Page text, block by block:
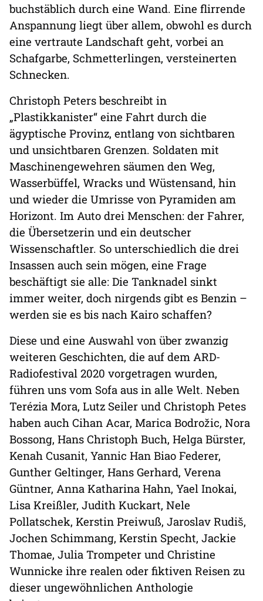
buchstäblich durch eine Wand. Eine flirrende
Anspannung liegt über allem, obwohl es durch
eine vertraute Landschaft geht, vorbei an
Schafgarbe, Schmetterlingen, versteinerten
Schnecken.
Christoph Peters beschreibt in
„Plastikkanister“ eine Fahrt durch die
ägyptische Provinz, entlang von sichtbaren
und unsichtbaren Grenzen. Soldaten mit
Maschinengewehren säumen den Weg,
Wasserbüffel, Wracks und Wüstensand, hin
und wieder die Umrisse von Pyramiden am
Horizont. Im Auto drei Menschen: der Fahrer,
die Übersetzerin und ein deutscher
Wissenschaftler. So unterschiedlich die drei
Insassen auch sein mögen, eine Frage
beschäftigt sie alle: Die Tanknadel sinkt
immer weiter, doch nirgends gibt es Benzin –
werden sie es bis nach Kairo schaffen?
Diese und eine Auswahl von über zwanzig
weiteren Geschichten, die auf dem ARD-
Radiofestival 2020 vorgetragen wurden,
führen uns vom Sofa aus in alle Welt. Neben
Terézia Mora, Lutz Seiler und Christoph Petes
haben auch Cihan Acar, Marica Bodrožic, Nora
Bossong, Hans Christoph Buch, Helga Bürster,
Kenah Cusanit, Yannic Han Biao Federer,
Gunther Geltinger, Hans Gerhard, Verena
Güntner, Anna Katharina Hahn, Yael Inokai,
Lisa Kreißler, Judith Kuckart, Nele
Pollatschek, Kerstin Preiwuß, Jaroslav Rudiš,
Jochen Schimmang, Kerstin Specht, Jackie
Thomae, Julia Trompeter und Christine
Wunnicke ihre realen oder fiktiven Reisen zu
dieser ungewöhnlichen Anthologie